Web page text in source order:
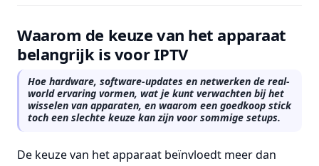
Waarom de keuze van het apparaat
belangrijk is voor IPTV
Hoe hardware, software-updates en netwerken de real-
world ervaring vormen, wat je kunt verwachten bij het
wisselen van apparaten, en waarom een goedkoop stick
toch een slechte keuze kan zijn voor sommige setups.
De keuze van het apparaat beïnvloedt meer dan